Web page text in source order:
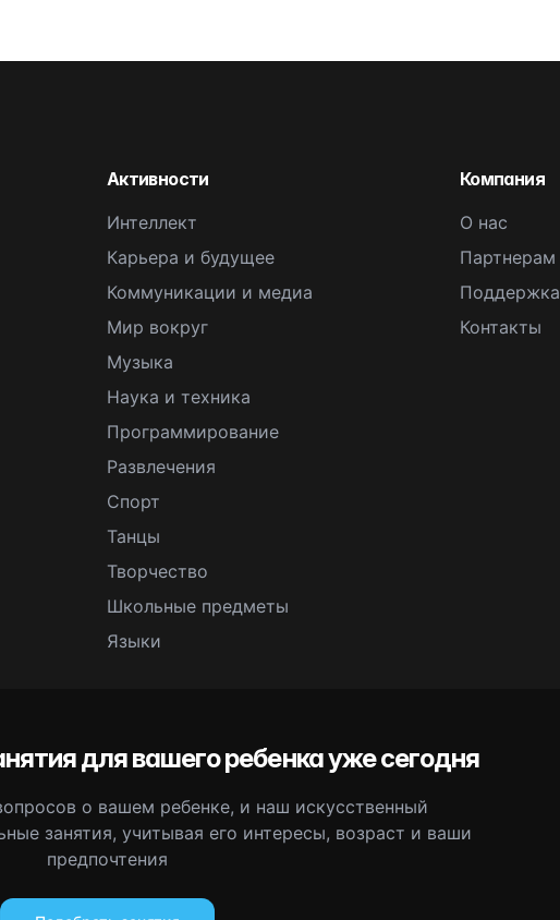
Активности
Интеллект
Карьера и будущее
Коммуникации и медиа
Мир вокруг
Музыка
Наука и техника
Программирование
Развлечения
Спорт
Танцы
Творчество
Школьные предметы
Языки
Компания
О нас
Партнерам
Поддержка
Контакты
для вашего ребенка уже сегодня
о вашем ребенке, и наш искусственный
занятия, учитывая его интересы, возраст и ваши
предпочтения